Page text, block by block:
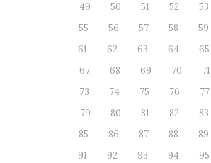
49
50 51 52 53
55
56 57 58 59
61
62 63 64 65
67
68 69 70 71
73
74 75 76 77
79
80 81 82 83
85
86 87 88 89
91
92 93 94 95